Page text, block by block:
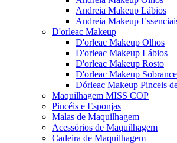
Andreia Makeup Lábios
Andreia Makeup
D'orleac Makeup
D'orleac Makeup Olhos
D'orleac Makeup Lábios
D'orleac Makeup Rosto
D'orleac Makeup
Dórleac Makeup Pinceis
Maquilhagem MISS COP
Pincéis e Esponjas
Malas de Maquilhagem
Acessórios de Maquilhagem
Cadeira de Maquilhagem